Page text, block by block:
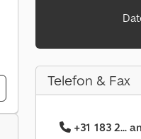
Telefon & Fax
+31 183 2...